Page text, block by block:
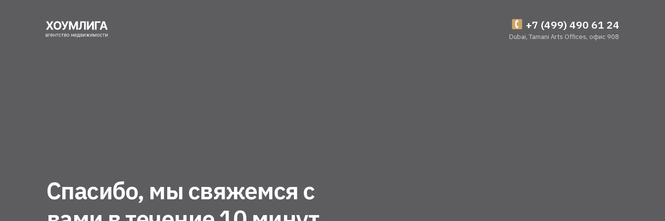
+7 (499) 490 61 24
Dubai, Tamani Arts Offices, офис 908
Спасибо, мы свяжемся с